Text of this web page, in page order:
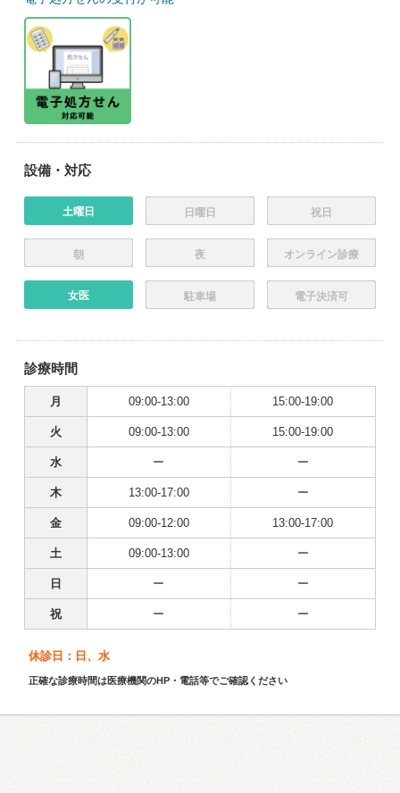
設備・対応
土曜日 日曜日 祝日
朝 夜 オンライン診療
女医 駐車場 電子決済可
診療時間
月 09:00-13:00 15:00-19:00
火 09:00-13:00 15:00-19:00
水 ー ー
木 13:00-17:00 ー
金 09:00-12:00 13:00-17:00
土 09:00-13:00 ー
日 ー ー
祝 ー ー
休診日：日、水
正確な診療時間は医療機関のHP・電話等でご確認ください